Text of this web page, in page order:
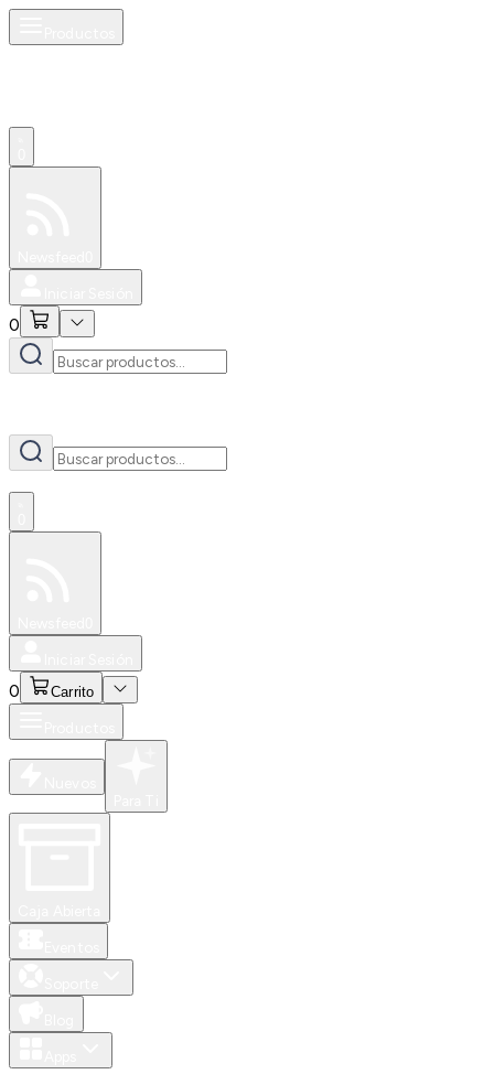
0
0 Carrito